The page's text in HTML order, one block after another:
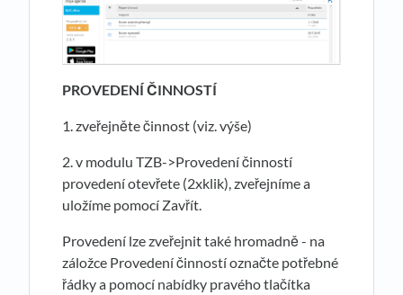
PROVEDENÍ ČINNOSTÍ
1. zveřejněte činnost (viz. výše)
2. v modulu TZB->Provedení činností
provedení otevřete (2xklik), zveřejníme a
uložíme pomocí Zavřít.
Provedení lze zveřejnit také hromadně - na
záložce Provedení činností označte potřebné
řádky a pomocí nabídky pravého tlačítka